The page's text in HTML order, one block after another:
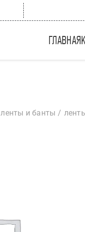
главная
ленты и банты